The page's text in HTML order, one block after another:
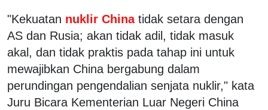
"Kekuatan nuklir China tidak setara dengan
AS dan Rusia; akan tidak adil, tidak masuk
akal, dan tidak praktis pada tahap ini untuk
mewajibkan China bergabung dalam
perundingan pengendalian senjata nuklir," kata
Juru Bicara Kementerian Luar Negeri China